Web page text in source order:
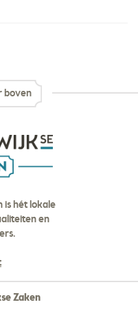
boven
is hét lokale
en
Zaken